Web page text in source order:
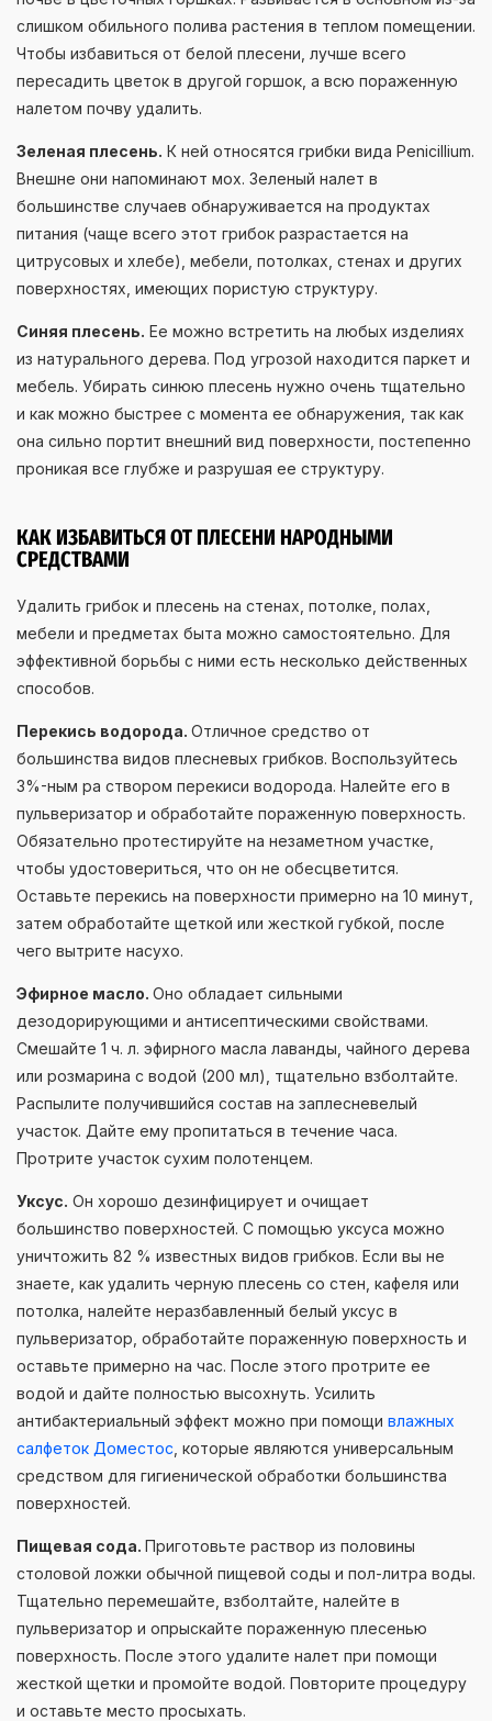
слишком обильного полива растения в теплом помещении.
Чтобы избавиться от белой плесени, лучше всего
пересадить цветок в другой горшок, а всю пораженную
налетом почву удалить.
Зеленая плесень. К ней относятся грибки вида Penicillium.
Внешне они напоминают мох. Зеленый налет в
большинстве случаев обнаруживается на продуктах
питания (чаще всего этот грибок разрастается на
цитрусовых и хлебе), мебели, потолках, стенах и других
поверхностях, имеющих пористую структуру.
Синяя плесень. Ее можно встретить на любых изделиях
из натурального дерева. Под угрозой находится паркет и
мебель. Убирать синюю плесень нужно очень тщательно
и как можно быстрее с момента ее обнаружения, так как
она сильно портит внешний вид поверхности, постепенно
проникая все глубже и разрушая ее структуру.
КАК ИЗБАВИТЬСЯ ОТ ПЛЕСЕНИ НАРОДНЫМИ
СРЕДСТВАМИ
Удалить грибок и плесень на стенах, потолке, полах,
мебели и предметах быта можно самостоятельно. Для
эффективной борьбы с ними есть несколько действенных
способов.
Перекись водорода. Отличное средство от
большинства видов плесневых грибков. Воспользуйтесь
3%-ным ра створом перекиси водорода. Налейте его в
пульверизатор и обработайте пораженную поверхность.
Обязательно протестируйте на незаметном участке,
чтобы удостовериться, что он не обесцветится.
Оставьте перекись на поверхности примерно на 10 минут,
затем обработайте щеткой или жесткой губкой, после
чего вытрите насухо.
Эфирное масло. Оно обладает сильными
дезодорирующими и антисептическими свойствами.
Смешайте 1 ч. л. эфирного масла лаванды, чайного дерева
или розмарина с водой (200 мл), тщательно взболтайте.
Распылите получившийся состав на заплесневелый
участок. Дайте ему пропитаться в течение часа.
Протрите участок сухим полотенцем.
Уксус. Он хорошо дезинфицирует и очищает
большинство поверхностей. С помощью уксуса можно
уничтожить 82 % известных видов грибков. Если вы не
знаете, как удалить черную плесень со стен, кафеля или
потолка, налейте неразбавленный белый уксус в
пульверизатор, обработайте пораженную поверхность и
оставьте примерно на час. После этого протрите ее
водой и дайте полностью высохнуть. Усилить
антибактериальный эффект можно при помощи влажных
салфеток Доместос , которые являются универсальным
средством для гигиенической обработки большинства
поверхностей.
Пищевая сода. Приготовьте раствор из половины
столовой ложки обычной пищевой соды и пол-литра воды.
Тщательно перемешайте, взболтайте, налейте в
пульверизатор и опрыскайте пораженную плесенью
поверхность. После этого удалите налет при помощи
жесткой щетки и промойте водой. Повторите процедуру
и оставьте место просыхать.